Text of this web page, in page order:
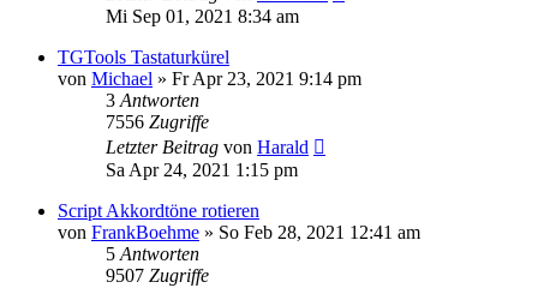
Mi Sep 01, 2021 8:34 am
TGTools Tastaturkürel
von Michael » Fr Apr 23, 2021 9:14 pm
3 Antworten
7556 Zugriffe
Letzter Beitrag von Harald
Sa Apr 24, 2021 1:15 pm
Script Akkordtöne rotieren
von FrankBoehme » So Feb 28, 2021 12:41 am
5 Antworten
9507 Zugriffe